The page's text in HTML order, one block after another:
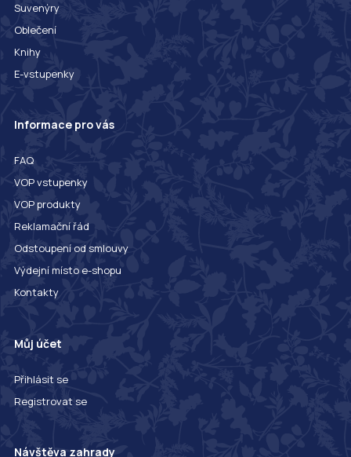
Suvenýry
Oblečení
Knihy
E-vstupenky
Informace pro vás
FAQ
VOP vstupenky
VOP produkty
Reklamační řád
Odstoupení od smlouvy
Výdejní místo e-shopu
Kontakty
Můj účet
Přihlásit se
Registrovat se
Návštěva zahrady